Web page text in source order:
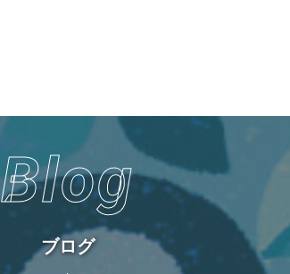
Blog
ブログ